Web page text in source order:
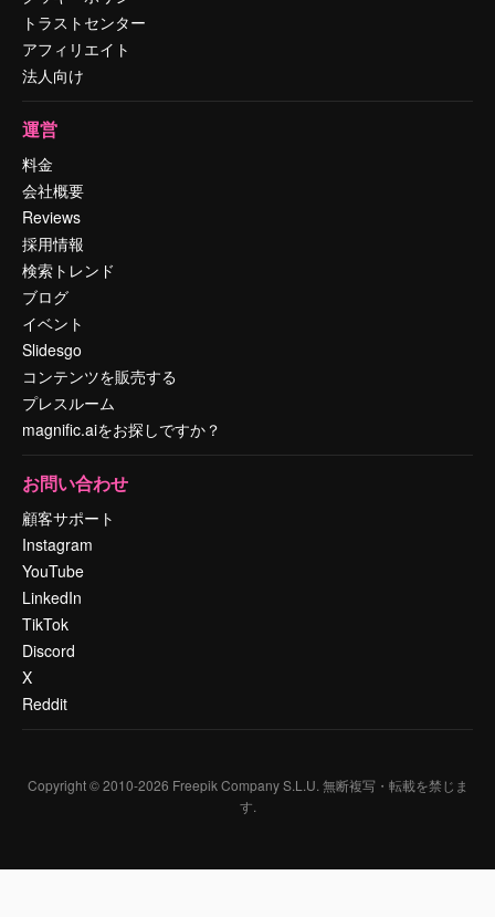
トラストセンター
アフィリエイト
法人向け
運営
料金
会社概要
Reviews
採用情報
検索トレンド
ブログ
イベント
Slidesgo
コンテンツを販売する
プレスルーム
magnific.aiをお探しですか？
お問い合わせ
顧客サポート
Instagram
YouTube
LinkedIn
TikTok
Discord
X
Reddit
Copyright © 2010-2026 Freepik Company S.L.U. 無断複写・転載を禁じま
す.